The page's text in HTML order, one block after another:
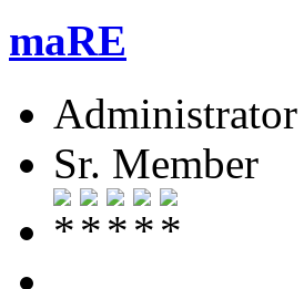
maRE
Administrator
Sr. Member